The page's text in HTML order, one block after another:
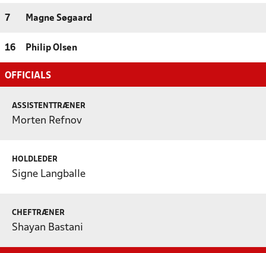
7 Magne Søgaard
16 Philip Olsen
OFFICIALS
ASSISTENTTRÆNER
Morten Refnov
HOLDLEDER
Signe Langballe
CHEFTRÆNER
Shayan Bastani